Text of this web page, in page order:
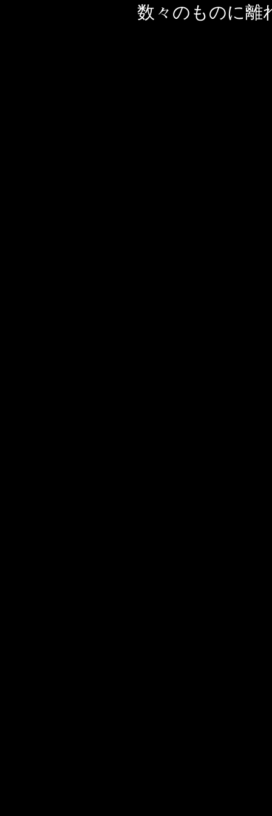
数々のものに